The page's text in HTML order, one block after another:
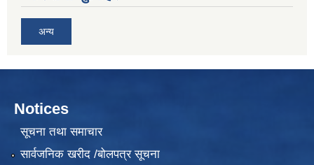
अन्य
Notices
सूचना तथा समाचार
सार्वजनिक खरीद /बोलपत्र सूचना